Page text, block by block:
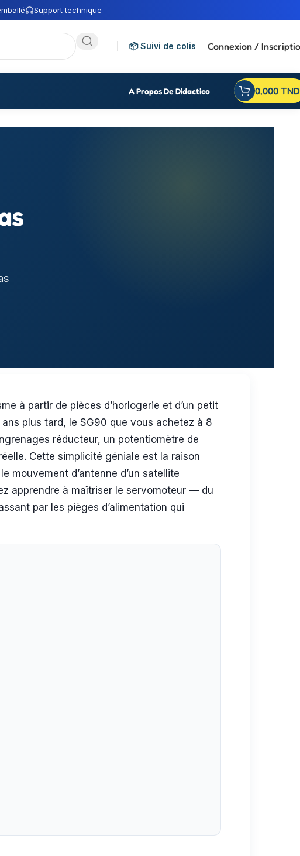
Support technique
📦 Suivi de colis Connexion /
A Propos De Didactico 0,000 TND
à partir de pièces d’horlogerie et d’un petit
plus tard, le SG90 que vous achetez à 8
réducteur, un potentiomètre de
Cette simplicité géniale est la raison
mouvement d’antenne d’un satellite
apprendre à maîtriser le servomoteur — du
par les pièges d’alimentation qui